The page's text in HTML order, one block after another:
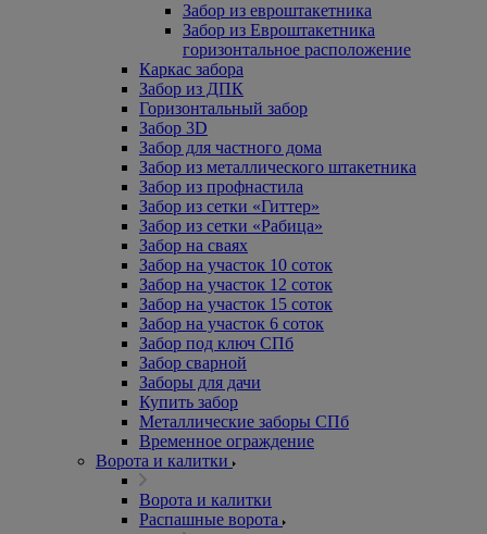
Забор из евроштакетника
Забор из Евроштакетника
горизонтальное расположение
Каркас забора
Забор из ДПК
Горизонтальный забор
Забор 3D
Забор для частного дома
Забор из металлического штакетника
Забор из профнастила
Забор из сетки «Гиттер»
Забор из сетки «Рабица»
Забор на сваях
Забор на участок 10 соток
Забор на участок 12 соток
Забор на участок 15 соток
Забор на участок 6 соток
Забор под ключ СПб
Забор сварной
Заборы для дачи
Купить забор
Металлические заборы СПб
Временное ограждение
Ворота и калитки
Ворота и калитки
Распашные ворота